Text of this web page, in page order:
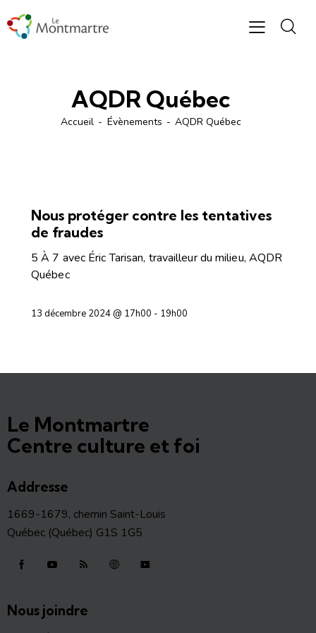
AQDR Québec
Accueil Évènements AQDR Québec
Nous protéger contre les tentatives
de fraudes
5 À 7 avec Éric Tarisan, travailleur du milieu, AQDR
Québec
13 décembre 2024 @ 17h00 - 19h00
Le Montmartre
Centre culture et foi
Addresse
1669-1679, chemin Saint-Louis
Québec (Québec) G1S 1G5
Nous joindre